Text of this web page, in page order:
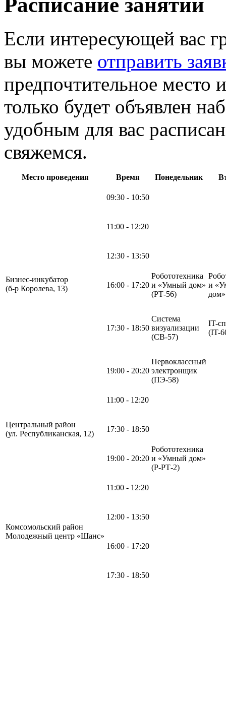
Если интересующей вас
вы можете отправить
предпочтительное место
только будет объявлен
удобным для вас
свяжемся.
Место проведения Время Понедельник
Бизнес-инкубатор
(б-р Королева, 13)
09:30 - 10:50
11:00 - 12:20
12:30 - 13:50
16:00 - 17:20
Робототехника
и «Умный дом»
(РТ-56)
и
17:30 - 18:50
Система
визуализации
(СВ-57)
IT-
(IT-
19:00 - 20:20
Первоклассный
электронщик
(ПЭ-58)
Центральный район
(ул. Республиканская, 12)
11:00 - 12:20
17:30 - 18:50
19:00 - 20:20
Робототехника
и «Умный дом»
(Р-РТ-2)
Комсомольский район
Молодежный центр «Шанс»
11:00 - 12:20
12:00 - 13:50
16:00 - 17:20
17:30 - 18:50